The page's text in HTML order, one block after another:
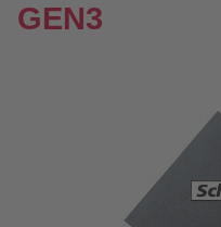
GEN3
Bildergalerie